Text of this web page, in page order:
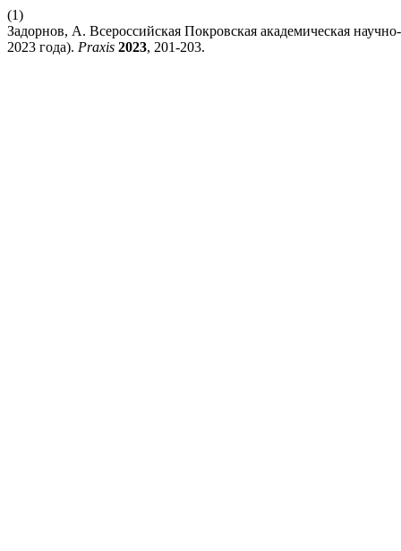
(1)
Задорнов, А. Всероссийская Покровская академическая
2023 года). Praxis 2023, 201-203.